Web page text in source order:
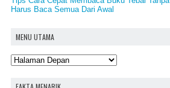
Harus Baca Semua Dari Awal
MENU UTAMA